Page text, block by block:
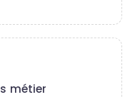
métier